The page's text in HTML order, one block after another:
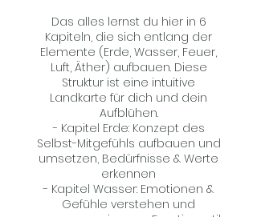
Das alles lernst du hier in 6
Kapiteln, die sich entlang der
Elemente (Erde, Wasser, Feuer,
Luft, Äther) aufbauen. Diese
Struktur ist eine intuitive
Landkarte für dich und dein
Aufblühen.
- Kapitel Erde: Konzept des
Selbst-Mitgefühls aufbauen und
umsetzen, Bedürfnisse & Werte
erkennen
- Kapitel Wasser: Emotionen &
Gefühle verstehen und